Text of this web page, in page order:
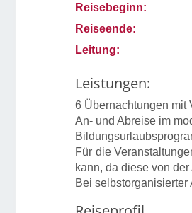
Reisebeginn:
Reiseende:
Leitung:
Leistungen:
6 Übernachtungen mit
An- und Abreise im
Für die
kann, da diese von
Bei